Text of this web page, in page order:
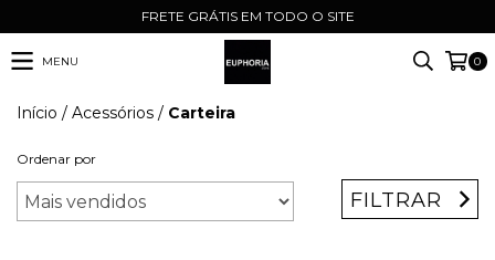
FRETE GRÁTIS EM TODO O SITE
MENU 0
Início / Acessórios / Carteira
Ordenar por
FILTRAR